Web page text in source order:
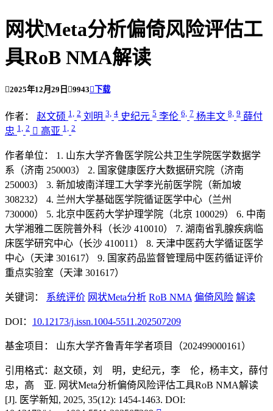
网状Meta分析偏倚风险评估工
具RoB NMA解读
2025年12月29日 9943  下载
作者： 赵文硕 1, 2 刘明 3, 4 史纪元 5 李伦 6, 7 杨丰文 8, 9 薛付
忠 1, 2  高亚 1, 2
作者单位：
1. 山东大学齐鲁医学院公共卫生学院医学数据学
系（济南 250003）
2. 国家健康医疗大数据研究院（济南
250003）
3. 新加坡南洋理工大学李光前医学院（新加坡
308232）
4. 兰州大学基础医学院循证医学中心（兰州
730000）
5. 北京中医药大学护理学院（北京 100029）
6. 中南
大学湘雅二医院普外科（长沙 410010）
7. 湖南省乳腺疾病临
床医学研究中心（长沙 410011）
8. 天津中医药大学循证医学
中心（天津 301617）
9. 国家药品监督管理局中医药循证评价
重点实验室（天津 301617）
关键词： 系统评价 网状Meta分析 RoB NMA 偏倚风险 解读
DOI： 10.12173/j.issn.1004-5511.202507209
基金项目： 山东大学齐鲁青年学者项目（202499000161）
引用格式： 赵文硕，刘 明，史纪元，李 伦，杨丰文，薛付
忠，高 亚. 网状Meta分析偏倚风险评估工具RoB NMA解读
[J]. 医学新知, 2025, 35(12): 1454-1463. DOI: